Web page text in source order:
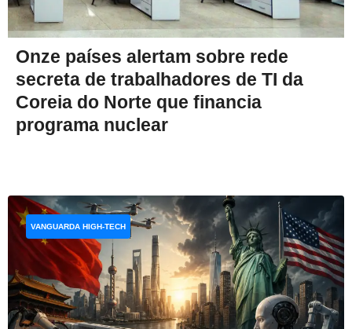
Onze países alertam sobre rede
secreta de trabalhadores de TI da
Coreia do Norte que financia
programa nuclear
VANGUARDA HIGH-TECH